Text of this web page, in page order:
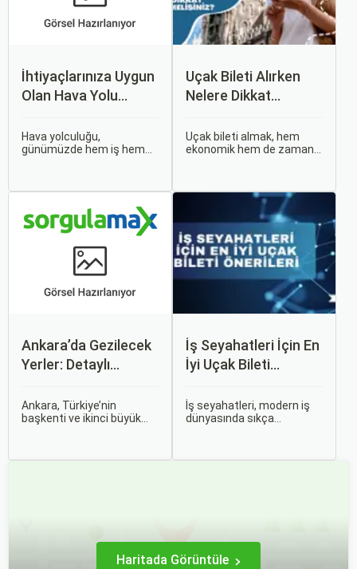
İhtiyaçlarınıza Uygun
Olan Hava Yolu
Seçersiniz?
Hava yolculuğu,
günümüzde hem iş hem
firması sunduğu hizmetler
ve fiyatlandırma politikaları
açısından farklılık gösterir.
Uçak Bileti Alırken
Nelere Dikkat
Uçak bileti almak, hem
ekonomik hem de zaman
unsuru barındırır. Bu
makalede, uçak bileti
alırken dikkat etmeniz
gereken önemli noktaları
ele alacak ve Sorgulamax.
Ankara’da Gezilecek
Yerler: Detaylı
Ankara, Türkiye’nin
başkenti ve ikinci büyük
imkanları sunmaktadır.
İş Seyahatleri İçin En
İyi Uçak Bileti
İş seyahatleri, modern iş
dünyasında sıkça
Haritada Görüntüle